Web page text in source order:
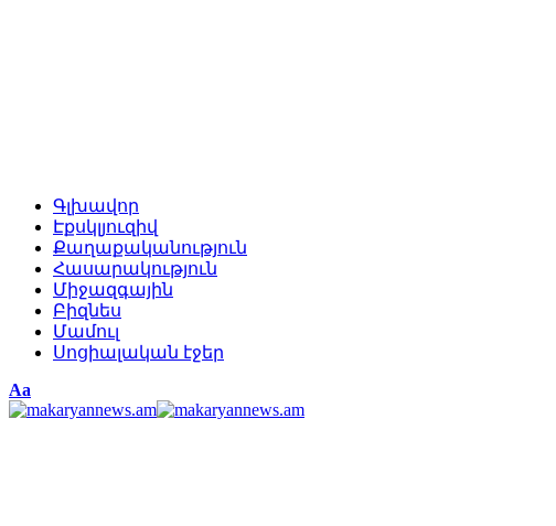
Գլխավոր
Էքսկլյուզիվ
Քաղաքականություն
Հասարակություն
Միջազգային
Բիզնես
Մամուլ
Սոցիալական էջեր
Изменение
размера
Аа